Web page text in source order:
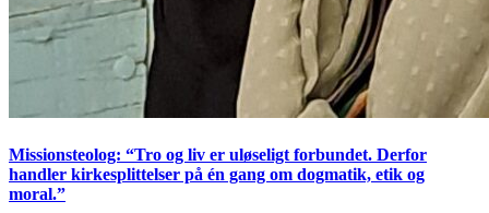
Missionsteolog: “Tro og liv er uløseligt forbundet. Derfor
handler kirkesplittelser på én gang om dogmatik, etik og
moral.”